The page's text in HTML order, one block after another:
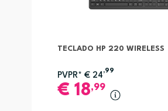
TECLADO HP 220 WIRELESS
PVPR* € 24
,99
€ 18,99